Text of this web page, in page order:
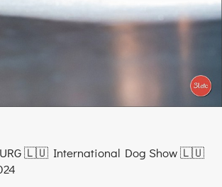
🇱🇺 International Dog Show 🇱🇺